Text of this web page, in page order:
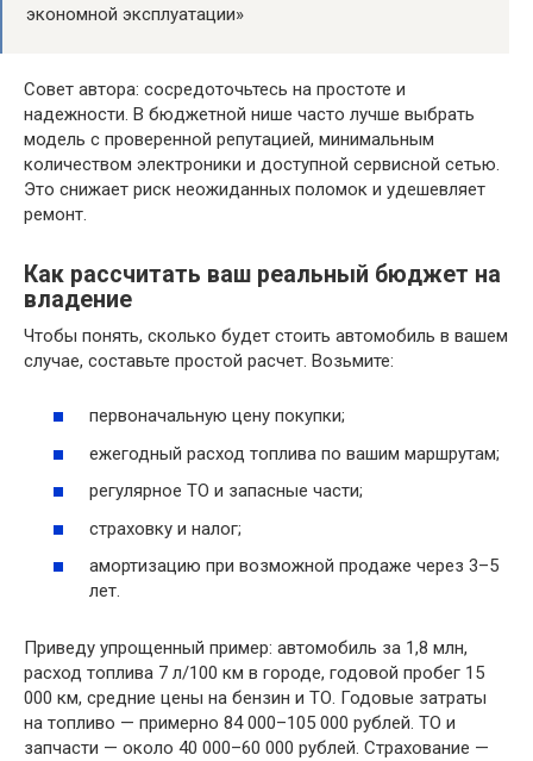
экономной эксплуатации»
Совет автора: сосредоточьтесь на простоте и
надежности. В бюджетной нише часто лучше выбрать
модель с проверенной репутацией, минимальным
количеством электроники и доступной сервисной сетью.
Это снижает риск неожиданных поломок и удешевляет
ремонт.
Как рассчитать ваш реальный бюджет на
владение
Чтобы понять, сколько будет стоить автомобиль в вашем
случае, составьте простой расчет. Возьмите:
первоначальную цену покупки;
ежегодный расход топлива по вашим маршрутам;
регулярное ТО и запасные части;
страховку и налог;
амортизацию при возможной продаже через 3–5
лет.
Приведу упрощенный пример: автомобиль за 1,8 млн,
расход топлива 7 л/100 км в городе, годовой пробег 15
000 км, средние цены на бензин и ТО. Годовые затраты
на топливо — примерно 84 000–105 000 рублей. ТО и
запчасти — около 40 000–60 000 рублей. Страхование —